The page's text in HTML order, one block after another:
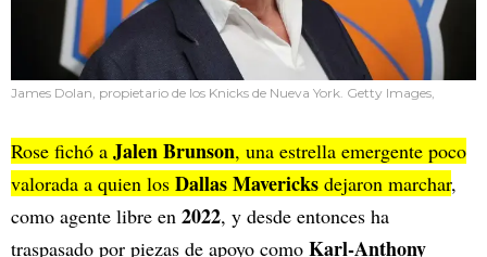
James Dolan, propietario de los Knicks de Nueva York. Getty Images,
Rose fichó a Jalen Brunson, una estrella emergente poco
valorada a quien los Dallas Mavericks dejaron marchar,
como agente libre en 2022, y desde entonces ha
traspasado por piezas de apoyo como Karl-Anthony